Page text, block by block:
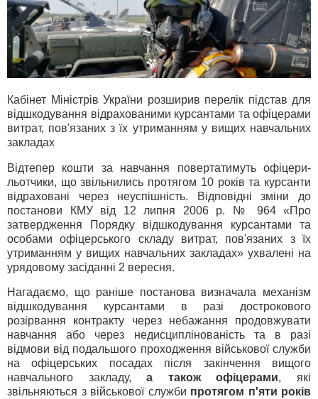
Кабінет Міністрів України розширив перелік підстав для
відшкодування відрахованими курсантами та офіцерами
витрат, пов'язаних з їх утриманням у вищих навчальних
закладах
Відтепер кошти за навчання повертатимуть офіцери-
льотчики, що звільнились протягом 10 років та курсанти
відраховані через неуспішність. Відповідні зміни до
постанови КМУ від 12 липня 2006 р. № 964 «Про
затвердження Порядку відшкодування курсантами та
особами офіцерського складу витрат, пов'язаних з їх
утриманням у вищих навчальних закладах» ухвалені на
урядовому засіданні 2 вересня.
Нагадаємо, що раніше постанова визначала механізм
відшкодування курсантами в разі дострокового
розірвання контракту через небажання продовжувати
навчання або через недисциплінованість та в разі
відмови від подальшого проходження військової служби
на офіцерських посадах після закінчення вищого
навчального закладу,а також офіцерами, які
звільняються з військової служби протягом п'яти років